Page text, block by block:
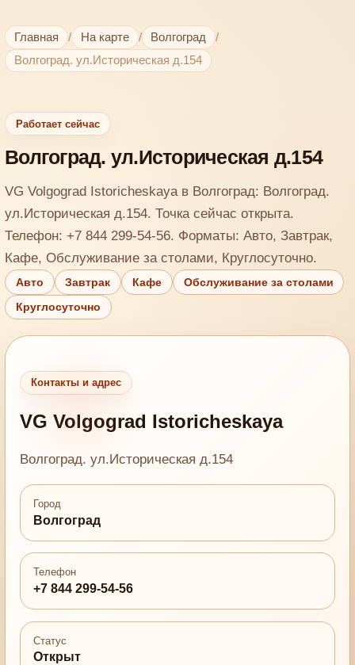
Главная / На карте / Волгоград
/
Волгоград. ул.Историческая д.154
Работает сейчас
Волгоград. ул.Историческая д.154
VG Volgograd Istoricheskaya в Волгоград: Волгоград.
ул.Историческая д.154. Точка сейчас открыта.
Телефон: +7 844 299-54-56. Форматы: Авто, Завтрак,
Кафе, Обслуживание за столами, Круглосуточно.
Авто Завтрак Кафе Обслуживание за столами
Круглосуточно
Контакты и адрес
VG Volgograd Istoricheskaya
Волгоград. ул.Историческая д.154
Город
Волгоград
Телефон
+7 844 299-54-56
Статус
Открыт